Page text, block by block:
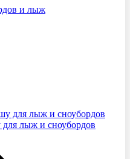
и лыж
лыж и сноубордов